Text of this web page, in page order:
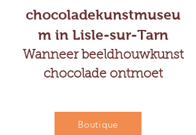
chocoladekunstmuseu
m in Lisle-sur-Tarn
Wanneer beeldhouwkunst
chocolade ontmoet
Boutique